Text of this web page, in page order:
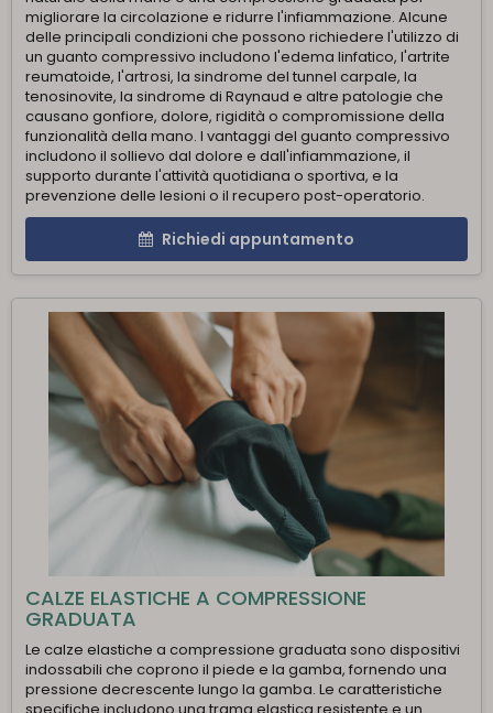
migliorare la circolazione e ridurre l'infiammazione. Alcune
delle principali condizioni che possono richiedere l'utilizzo di
un guanto compressivo includono l'edema linfatico, l'artrite
reumatoide, l'artrosi, la sindrome del tunnel carpale, la
tenosinovite, la sindrome di Raynaud e altre patologie che
causano gonfiore, dolore, rigidità o compromissione della
funzionalità della mano. I vantaggi del guanto compressivo
includono il sollievo dal dolore e dall'infiammazione, il
supporto durante l'attività quotidiana o sportiva, e la
prevenzione delle lesioni o il recupero post-operatorio.
Richiedi appuntamento
CALZE ELASTICHE A COMPRESSIONE
GRADUATA
Le calze elastiche a compressione graduata sono dispositivi
indossabili che coprono il piede e la gamba, fornendo una
pressione decrescente lungo la gamba. Le caratteristiche